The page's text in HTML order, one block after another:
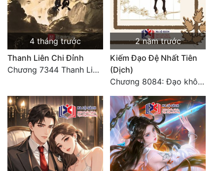
4 tháng trước
Thanh Liên Chi Đỉnh
Chương 7344 Thanh Liên đỉnh (Đại kết cục) (2) HẾT.
2 năm trước
Kiếm Đạo Đệ Nhất Tiên
(Dịch)
Chương 8084: Đạo không bờ bến (Đại kết cục) (10)